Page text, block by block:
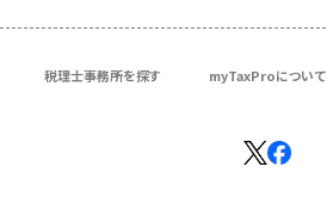
税理士事務所を探す myTaxProについて